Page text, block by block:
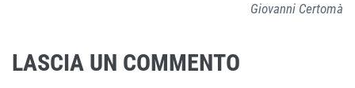
Giovanni Certomà
LASCIA UN COMMENTO